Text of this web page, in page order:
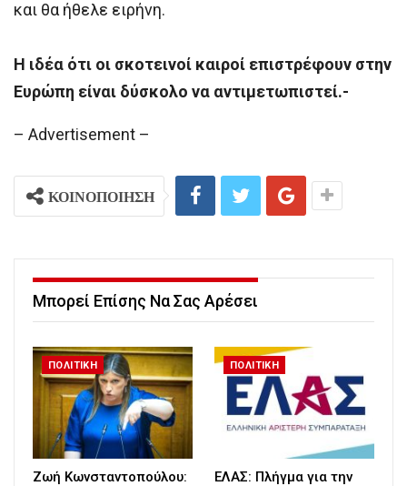
και θα ήθελε ειρήνη.
Η ιδέα ότι οι σκοτεινοί καιροί επιστρέφουν στην
Ευρώπη είναι δύσκολο να αντιμετωπιστεί.-
– Advertisement –
ΚΟΙΝΟΠΟΙΗΣΗ
Μπορεί Επίσης Να Σας Αρέσει
ΠΟΛΙΤΙΚΗ
Ζωή Κωνσταντοπούλου:
ΠΟΛΙΤΙΚΗ
ΕΛΑΣ: Πλήγμα για την